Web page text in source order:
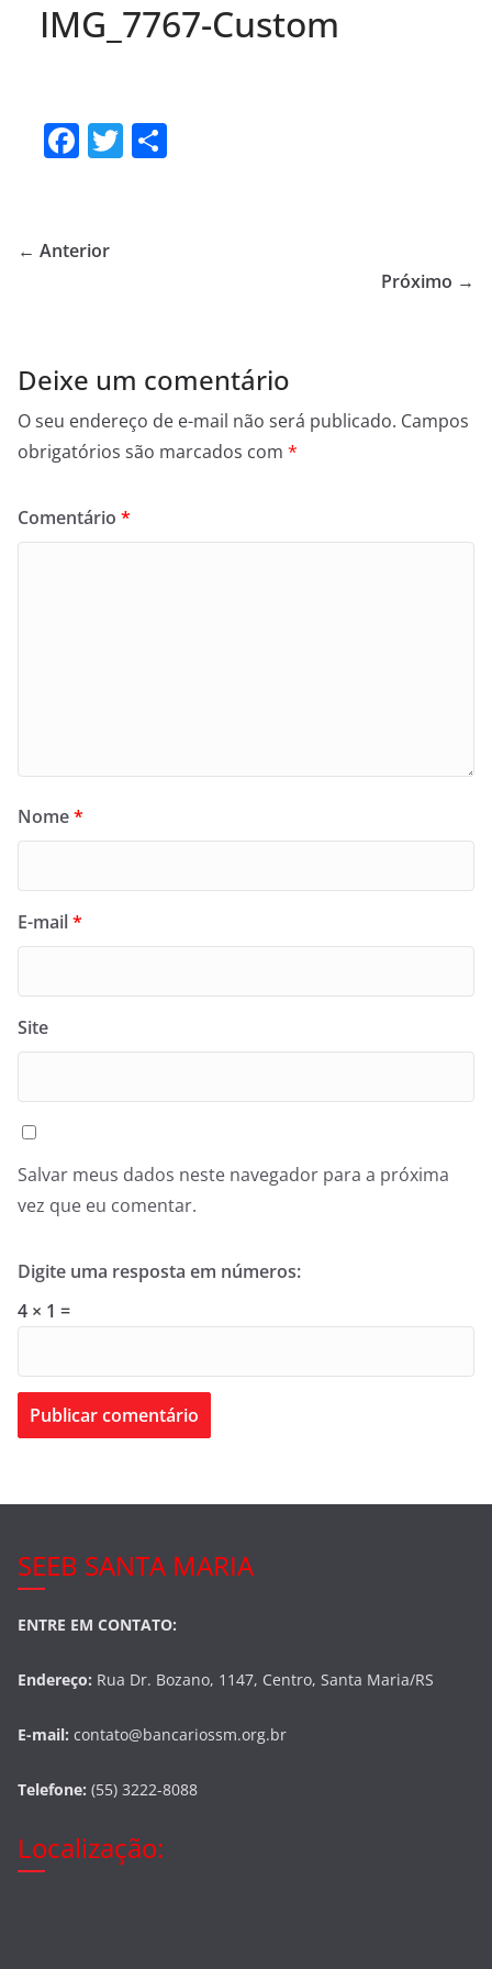
IMG_7767-Custom
F
e
k
T
← Anterior
Próximo →
Deixe um comentário
O seu endereço de e-mail não será publicado. Campos
obrigatórios são marcados com *
Comentário *
Nome*
E-mail*
Site
Salvar meus dados neste navegador para a próxima
vez que eu comentar.
Digite uma resposta em números:
4 × 1 =
SEEB SANTA MARIA
ENTRE EM CONTATO:
Endereço: Rua Dr. Bozano, 1147, Centro, Santa Maria/RS
E-mail: contato@bancariossm.org.br
Telefone: (55) 3222-8088
Localização: